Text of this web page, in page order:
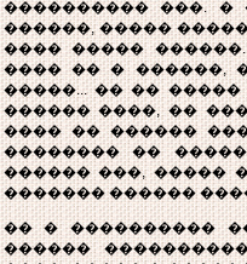
���������� ���. �
������, �����
���� �����
���� �� � ������,
�����... �� ��
������ ����, ��
���� �� ������
�������� ��
������ ���, �����
������� ������
�� � ����������
������